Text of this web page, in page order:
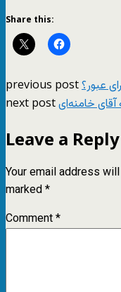
Share this:
previous postعبور؟
next postخامنه‌ای
Leave a Reply
Your email address
marked*
Comment*